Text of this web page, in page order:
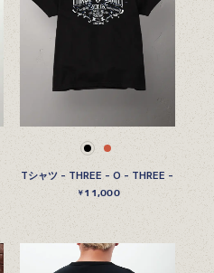
Tシャツ - THREE - O - THREE -
￥11,000